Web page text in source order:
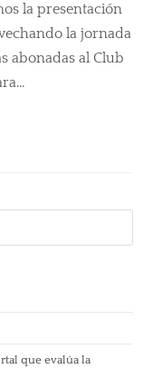
la presentación
la jornada
abonadas al Club
que evalúa la